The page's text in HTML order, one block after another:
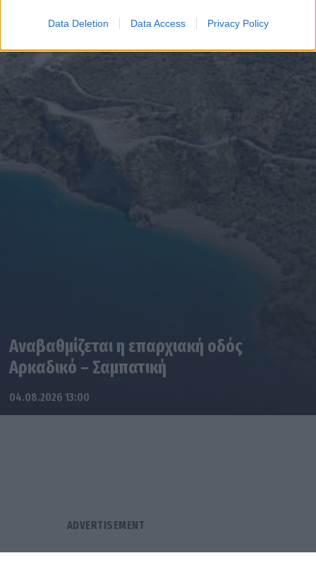
Data Deletion Data Access Privacy Policy
Αναβαθμίζεται η επαρχιακή οδός
Αρκαδικό – Σαμπατική
04.08.2026 13:00